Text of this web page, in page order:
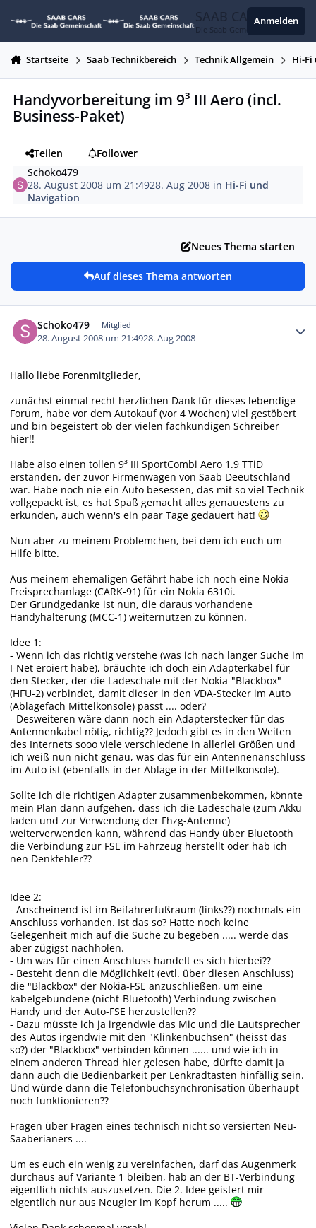
SAAB CARS
Die Saab Gemeinschaft
Anmelden
Startseite Saab Technikbereich Technik Allgemein Hi-Fi
Handyvorbereitung im 9³ III Aero (incl.
Business-Paket)
Teilen
Follower
Schoko479
28. August 2008 um 21:4928. Aug 2008 in Hi-Fi und
Navigation
Neues Thema starten
Auf dieses Thema antworten
Schoko479 Mitglied
28. August 2008 um 21:4928. Aug 2008
Hallo liebe Forenmitglieder,
zunächst einmal recht herzlichen Dank für dieses lebendige
Forum, habe vor dem Autokauf (vor 4 Wochen) viel gestöbert
und bin begeistert ob der vielen fachkundigen Schreiber
hier!!
Habe also einen tollen 9³ III SportCombi Aero 1.9 TTiD
erstanden, der zuvor Firmenwagen von Saab Deeutschland
war. Habe noch nie ein Auto besessen, das mit so viel Technik
vollgepackt ist, es hat Spaß gemacht alles genauestens zu
erkunden, auch wenn's ein paar Tage gedauert hat!
Nun aber zu meinem Problemchen, bei dem ich euch um
Hilfe bitte.
Aus meinem ehemaligen Gefährt habe ich noch eine Nokia
Freisprechanlage (CARK-91) für ein Nokia 6310i.
Der Grundgedanke ist nun, die daraus vorhandene
Handyhalterung (MCC-1) weiternutzen zu können.
Idee 1:
- Wenn ich das richtig verstehe (was ich nach langer Suche im
I-Net eroiert habe), bräuchte ich doch ein Adapterkabel für
den Stecker, der die Ladeschale mit der Nokia-"Blackbox"
(HFU-2) verbindet, damit dieser in den VDA-Stecker im Auto
(Ablagefach Mittelkonsole) passt .... oder?
- Desweiteren wäre dann noch ein Adapterstecker für das
Antennenkabel nötig, richtig?? Jedoch gibt es in den Weiten
des Internets sooo viele verschiedene in allerlei Größen und
ich weiß nun nicht genau, was das für ein Antennenanschluss
im Auto ist (ebenfalls in der Ablage in der Mittelkonsole).
Sollte ich die richtigen Adapter zusammenbekommen, könnte
mein Plan dann aufgehen, dass ich die Ladeschale (zum Akku
laden und zur Verwendung der Fhzg-Antenne)
weiterverwenden kann, während das Handy über Bluetooth
die Verbindung zur FSE im Fahrzeug herstellt oder hab ich
nen Denkfehler??
Idee 2:
- Anscheinend ist im Beifahrerfußraum (links??) nochmals ein
Anschluss vorhanden. Ist das so? Hatte noch keine
Gelegenheit mich auf die Suche zu begeben ..... werde das
aber zügigst nachholen.
- Um was für einen Anschluss handelt es sich hierbei??
- Besteht denn die Möglichkeit (evtl. über diesen Anschluss)
die "Blackbox" der Nokia-FSE anzuschließen, um eine
kabelgebundene (nicht-Bluetooth) Verbindung zwischen
Handy und der Auto-FSE herzustellen??
- Dazu müsste ich ja irgendwie das Mic und die Lautsprecher
des Autos irgendwie mit den "Klinkenbuchsen" (heisst das
so?) der "Blackbox" verbinden können ...... und wie ich in
einem anderen Thread hier gelesen habe, dürfte damit ja
dann auch die Bedienbarkeit per Lenkradtasten hinfällig sein.
Und würde dann die Telefonbuchsynchronisation überhaupt
noch funktionieren??
Fragen über Fragen eines technisch nicht so versierten Neu-
Saaberianers ....
Um es euch ein wenig zu vereinfachen, darf das Augenmerk
durchaus auf Variante 1 bleiben, hab an der BT-Verbindung
eigentlich nichts auszusetzen. Die 2. Idee geistert mir
eigentlich nur aus Neugier im Kopf herum .....